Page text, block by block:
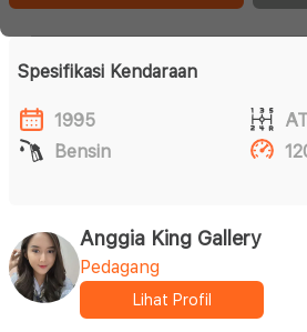
Spesifikasi Kendaraan
1995
Bensin
Anggia King Gallery
Pedagang
Lihat Profil